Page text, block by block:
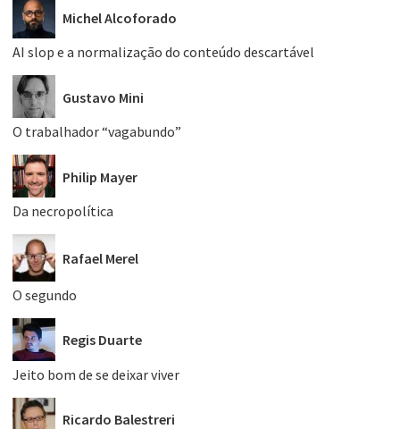
Michel Alcoforado
AI slop e a normalização do conteúdo descartável
Gustavo Mini
O trabalhador “vagabundo”
Philip Mayer
Da necropolítica
Rafael Merel
O segundo
Regis Duarte
Jeito bom de se deixar viver
Ricardo Balestreri